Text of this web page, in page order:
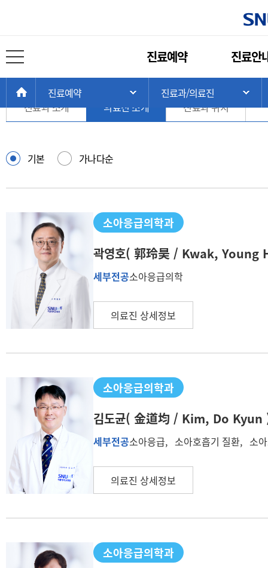
메
진료예약 진료안
HOME
진료예약 주 메뉴 목록 열기
진료과/의료진
소아응급의학과
진료과 소개 의료진 소개 진료과 위치
의
료
기본 가나다순
소아응급의학과
곽영호( 郭玲昊 / Kwak, Young
세부전공소아응급의학
의료진 상세정보
소아응급의학과
김도균( 金道均 / Kim, Do Kyun
세부전공소아응급, 소아호흡기 질환, 소
의료진 상세정보
소아응급의학과